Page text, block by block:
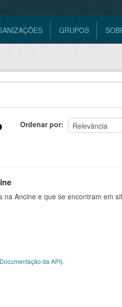
GRUPOS
Ordenar por
Ancine e que se encontram em
Documentação da API).